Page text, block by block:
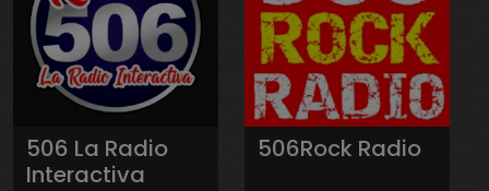
506 La Radio
Interactiva
506Rock Radio